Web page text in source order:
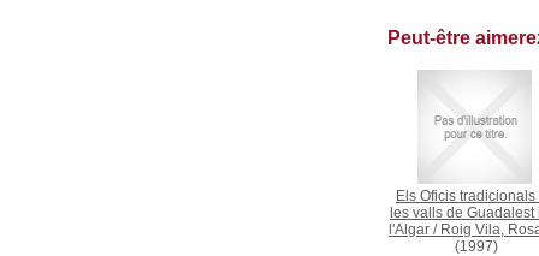
Peut-être
Els Oficis tradicionals
les valls de Guadalest
l'Algar / Roig Vila,
(1997)